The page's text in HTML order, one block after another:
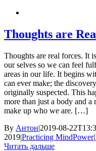
Thoughts are
Thoughts are real forces. It
our selves so we can feel
areas in our life. It begins
can ever make; the
originally suspected. This
more than just a body and
make up who we are. […]
By Антон|2019-08-
2019|Practicing MindPower|
Читать дальше